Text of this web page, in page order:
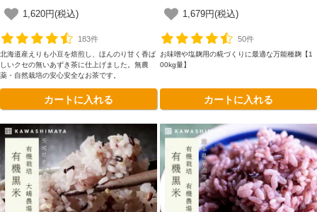
ール便での発送*
1,620円(税込)
183件
北海道産えりも小豆を焙煎し、ほんのり甘く香ば
しいクセの無いあずき茶に仕上げました。無農
薬・自然栽培の安心安全なお茶です。
カートに入れる
1,679円(税込)
50件
お味噌や塩麹用の糀づくりに最適な万能種麹【1
00kg量】
カートに入れる